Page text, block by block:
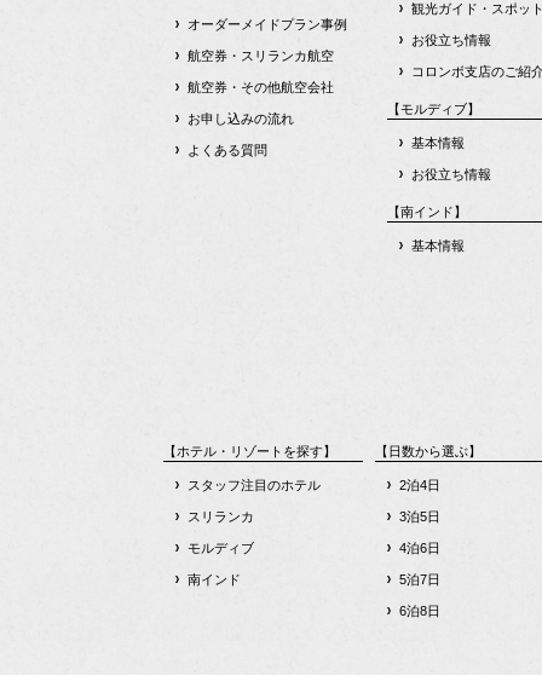
オーダーメイドプラン事例
航空券・スリランカ航空
航空券・その他航空会社
お申し込みの流れ
よくある質問
観光ガイド・スポッ
お役立ち情報
コロンボ支店のご紹
【モルディブ】
基本情報
お役立ち情報
【南インド】
基本情報
【ホテル・リゾートを探す】
スタッフ注目のホテル
スリランカ
モルディブ
南インド
【日数から選ぶ】
2泊4日
3泊5日
4泊6日
5泊7日
6泊8日